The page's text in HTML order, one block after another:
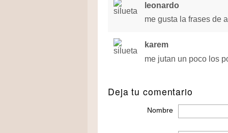
leonardo
me gusta la frases de
karem
me jutan un poco los
Deja tu comentario
Nombre